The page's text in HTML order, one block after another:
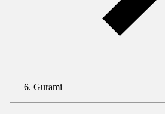
Gurami